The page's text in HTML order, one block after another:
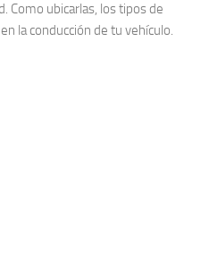
Como ubicarlas, los tipos de
la conducción de tu vehículo.